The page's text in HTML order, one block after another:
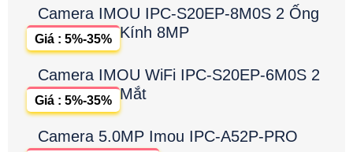
Camera IMOU IPC-S20EP-8M0S 2 Ống
Kính 8MP
Giá : 5%-35%
Camera IMOU WiFi IPC-S20EP-6M0S 2
Mắt
Giá : 5%-35%
Camera 5.0MP Imou IPC-A52P-PRO